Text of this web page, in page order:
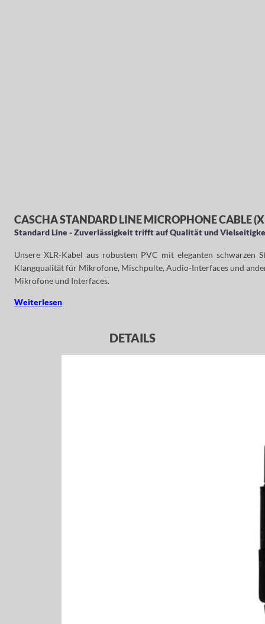
CASCHA STANDARD LINE MICROPHONE CABLE
Standard Line - Zuverlässigkeit trifft auf Qualität und
Unsere XLR-Kabel aus robustem PVC mit eleganten
Klangqualität für Mikrofone, Mischpulte, Audio-Interfaces und
Mikrofone und Interfaces.
Weiterlesen
DETAILS